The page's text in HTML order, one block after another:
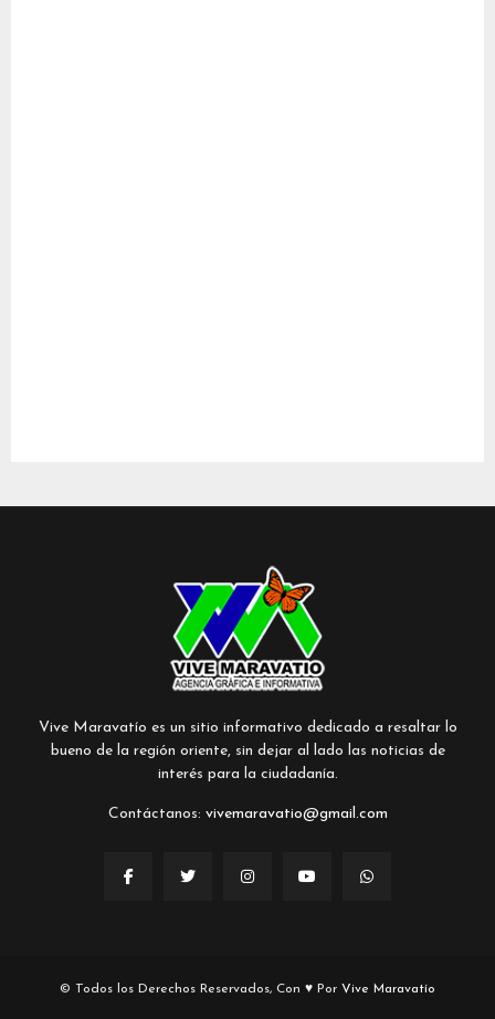
Vive Maravatío es un sitio informativo dedicado a resaltar lo
bueno de la región oriente, sin dejar al lado las noticias de
interés para la ciudadanía.
Contáctanos: vivemaravatio@gmail.com
© Todos los Derechos Reservados, Con ♥ Por Vive Maravatío